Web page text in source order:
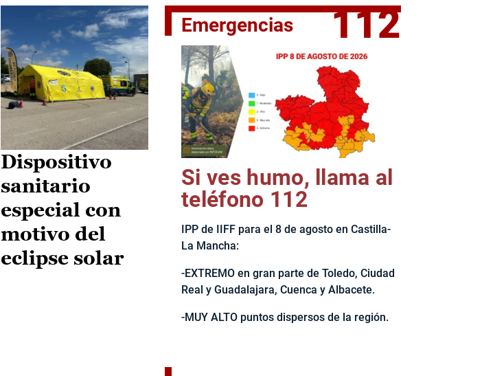
II Vuelta Ciclista CLM LEADER
Dispositivo
sanitario
especial con
motivo del
eclipse solar
Emergencias 112
Si ves humo, llama al
teléfono 112
IPP de IIFF para el 8 de agosto en Castilla-
La Mancha:
-EXTREMO en gran parte de Toledo, Ciudad
Real y Guadalajara, Cuenca y Albacete.
-MUY ALTO puntos dispersos de la región.